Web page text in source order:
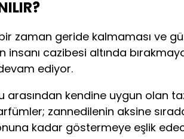
zaman geride kalmaması ve
insanı cazibesi altında
ediyor.
arasından kendine uygun olan
zannedilenin aksine
kadar göstermeye eşlik